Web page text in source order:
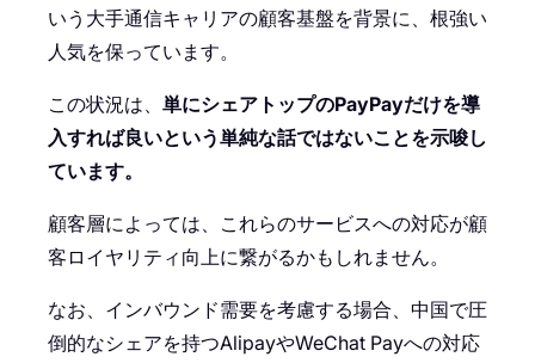
いう大手通信キャリアの顧客基盤を背景に、根強い
人気を保っています。
この状況は、 単にシェアトップのPayPayだけを導
入すれば良いという単純な話ではないことを示唆し
ています。
顧客層によっては、これらのサービスへの対応が顧
客ロイヤリティ向上に繋がるかもしれません。
なお、インバウンド需要を考慮する場合、中国で圧
倒的なシェアを持つAlipayやWeChat Payへの対応